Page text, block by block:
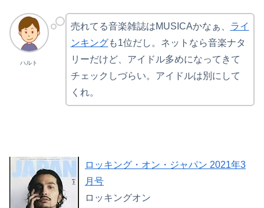
ハルト
売れてる音楽雑誌はMUSICAかなぁ、 ライ
ンキングも1位だし。ネットなら音楽ナタ
リーだけど、アイドル多めになってきて
チェックしづらい。アイドルは別にして
くれ。
ロッキング・オン・ジャパン 2021年3
月号
ロッキングオン